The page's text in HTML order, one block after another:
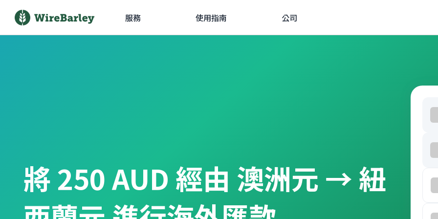
服務 使用指南 公司
將 250 AUD 經由 澳洲元 → 紐